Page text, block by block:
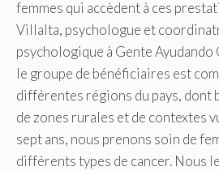
femmes qui accèdent à ces
Villalta, psychologue et
psychologique à Gente Ayudando
le groupe de bénéficiaires est
différentes régions du pays, dont
de zones rurales et de contextes
sept ans, nous prenons soin de
différents types de cancer. Nous